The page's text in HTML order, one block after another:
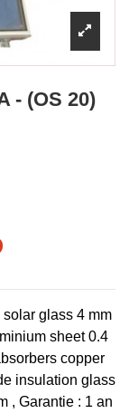
- (OS 20)
solar glass 4 mm
sheet 0.4
copper
insulation glass
, Garantie : 1 an